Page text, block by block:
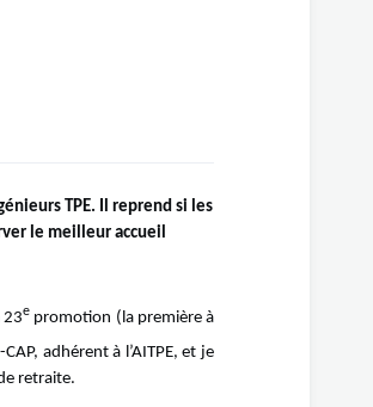
TPE. Il reprend si les
le meilleur accueil
23e promotion (la première à
adhérent à l’AITPE, et je
retraite.